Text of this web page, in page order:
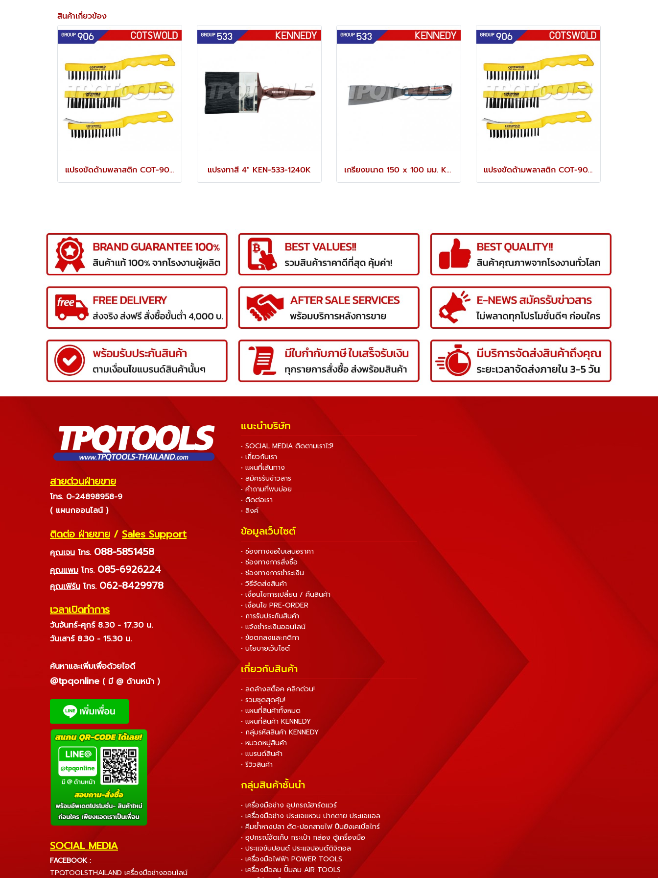
สินค้าเกี่ยวข้อง
แปรงขัดด้ามพลาสติก COT-906-6100K แปรงทาสี 4" KEN-533-1240K เกรียงขนาด 150 x 100 มม. KEN-533-0570K แปรงขัดด้ามพลาสติก COT-906-6200K
สายด่วนฝ่ายขาย
โทร. 0-24898958-9
( แผนกออนไลน์ )
ติดต่อ ฝ่ายขาย / Sales Support
คุณเจน โทร. 088-5851458
คุณแพม โทร. 085-6926224
คุณเฟิร์น โทร. 062-8429978
เวลาเปิดทำการ
วันจันทร์-ศุกร์ 8.30 - 17.30 น.
วันเสาร์ 8.30 - 15.30 น.
ค้นหาและเพิ่มเพื่อด้วยไอดี
@tpqonline ( มี @ ด้านหน้า )
SOCIAL MEDIA
FACEBOOK :
TPQTOOLSTHAILAND เครื่องมือช่างออนไลน์
แนะนำบริษัท
• SOCIAL MEDIA ติดตามเราไว้!
• เกี่ยวกับเรา
• แผนที่เส้นทาง
• สมัครรับข่าวสาร
• คำถามที่พบบ่อย
• ติดต่อเรา
• ลิงค์
ข้อมูลเว็บไซต์
• ช่องทางขอใบเสนอราคา
• ช่องทางการสั่งซื้อ
• ช่องทางการชำระเงิน
• วิธีจัดส่งสินค้า
• เงื่อนไขการเปลี่ยน / คืนสินค้า
• เงื่อนไข PRE-ORDER
• การรับประกันสินค้า
• แจ้งชำระเงินออนไลน์
• ข้อตกลงและกติกา
• นโยบายเว็บไซต์
เกี่ยวกับสินค้า
• ลดล้างสต็อค คลิกด่วน!
• รวมชุดสุดคุ้ม!
• แผนที่สินค้าทั้งหมด
• แผนที่สินค้า KENNEDY
• กลุ่มรหัสสินค้า KENNEDY
• หมวดหมู่สินค้า
• แบรนด์สินค้า
• รีวิวสินค้า
กลุ่มสินค้าชั้นนำ
• เครื่องมือช่าง อุปกรณ์ฮาร์ดแวร์
• เครื่องมือช่าง ประแจแหวน ปากตาย ประแจแอล
• คีมย้ำหางปลา ตัด-ปอกสายไฟ ปืนยิงเคเบิ้ลไทร์
• อุปกรณ์จัดเก็บ กระเป๋า กล่อง ตู้เครื่องมือ
• ประแจขันปอนด์ ประแจปอนด์ดิจิตอล
• เครื่องมือไฟฟ้า POWER TOOLS
• เครื่องมือลม ปั๊มลม AIR TOOLS